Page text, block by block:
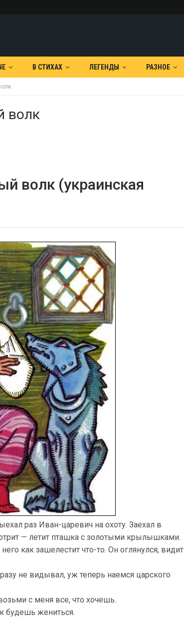
В СТИХАХ ЛЕГЕНДЫ РАЗНОЕ
волк
волк (украинская
раз Иван-царевич на охоту. Заехал в
— летит пташка с золотыми крылышками.
как зашелестит что-то. Он оглянулся, видит
не видывал, уж теперь наемся царского
с меня все, что хочешь.
будешь жениться.